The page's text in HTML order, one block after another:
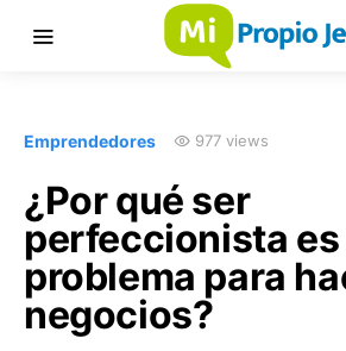
Emprendedores 977 views
¿Por qué ser
perfeccionista es
problema para
negocios?